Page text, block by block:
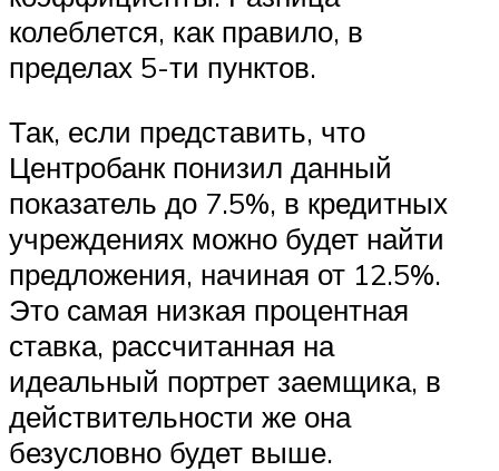
колеблется, как правило, в
пределах 5-ти пунктов.
Так, если представить, что
Центробанк понизил данный
показатель до 7.5%, в кредитных
учреждениях можно будет найти
предложения, начиная от 12.5%.
Это самая низкая процентная
ставка, рассчитанная на
идеальный портрет заемщика, в
действительности же она
безусловно будет выше.